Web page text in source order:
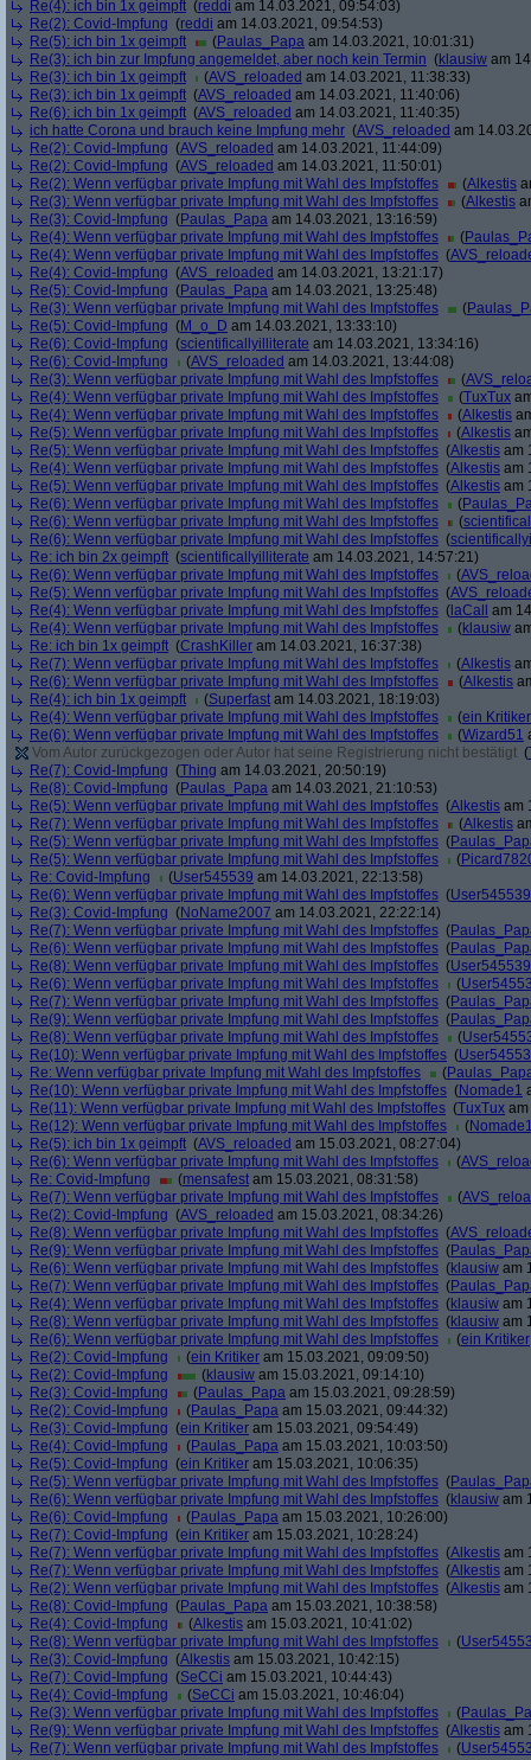
Re(4): ich bin 1x geimpft (reddi am 14.03.2021, 09:54:03)
Re(2): Covid-Impfung (reddi am 14.03.2021, 09:54:53)
Re(5): ich bin 1x geimpft
(Paulas_Papa am 14.03.2021, 10:01:31)
Re(3): ich bin zur Impfung angemeldet, aber noch kein Termin (klausiw am
Re(3): ich bin 1x geimpft
(AVS_reloaded am 14.03.2021, 11:38:33)
Re(3): ich bin 1x geimpft (AVS_reloaded am 14.03.2021, 11:40:06)
Re(6): ich bin 1x geimpft (AVS_reloaded am 14.03.2021, 11:40:35)
ich hatte Corona und brauch keine Impfung mehr (AVS_reloaded am
Re(2): Covid-Impfung (AVS_reloaded am 14.03.2021, 11:44:09)
Re(2): Covid-Impfung (AVS_reloaded am 14.03.2021, 11:50:01)
Re(2): Wenn verfügbar private Impfung mit Wahl des Impfstoffes
(Alkestis
Re(3): Wenn verfügbar private Impfung mit Wahl des Impfstoffes
(Alkestis
Re(3): Covid-Impfung (Paulas_Papa am 14.03.2021, 13:16:59)
Re(4): Wenn verfügbar private Impfung mit Wahl des Impfstoffes
(
Re(4): Wenn verfügbar private Impfung mit Wahl des Impfstoffes (
Re(4): Covid-Impfung (AVS_reloaded am 14.03.2021, 13:21:17)
Re(5): Covid-Impfung (Paulas_Papa am 14.03.2021, 13:25:48)
Re(3): Wenn verfügbar private Impfung mit Wahl des Impfstoffes
(
Re(5): Covid-Impfung (M_o_D am 14.03.2021, 13:33:10)
Re(6): Covid-Impfung (scientificallyilliterate am 14.03.2021, 13:34:16)
Re(6): Covid-Impfung
(AVS_reloaded am 14.03.2021, 13:44:08)
Re(3): Wenn verfügbar private Impfung mit Wahl des Impfstoffes
(
Re(4): Wenn verfügbar private Impfung mit Wahl des Impfstoffes
(TuxTux
Re(4): Wenn verfügbar private Impfung mit Wahl des Impfstoffes
(Alkestis
Re(5): Wenn verfügbar private Impfung mit Wahl des Impfstoffes
(Alkestis
Re(5): Wenn verfügbar private Impfung mit Wahl des Impfstoffes (Alkestis am
Re(4): Wenn verfügbar private Impfung mit Wahl des Impfstoffes (Alkestis am
Re(5): Wenn verfügbar private Impfung mit Wahl des Impfstoffes (Alkestis am
Re(6): Wenn verfügbar private Impfung mit Wahl des Impfstoffes
(
Re(6): Wenn verfügbar private Impfung mit Wahl des Impfstoffes
(
Re(6): Wenn verfügbar private Impfung mit Wahl des Impfstoffes (
Re: ich bin 2x geimpft (scientificallyilliterate am 14.03.2021, 14:57:21)
Re(6): Wenn verfügbar private Impfung mit Wahl des Impfstoffes
(
Re(5): Wenn verfügbar private Impfung mit Wahl des Impfstoffes (
Re(4): Wenn verfügbar private Impfung mit Wahl des Impfstoffes ( laCall
am
Re(4): Wenn verfügbar private Impfung mit Wahl des Impfstoffes
(klausiw
Re: ich bin 1x geimpft (CrashKiller am 14.03.2021, 16:37:38)
Re(7): Wenn verfügbar private Impfung mit Wahl des Impfstoffes
(Alkestis
Re(6): Wenn verfügbar private Impfung mit Wahl des Impfstoffes
(Alkestis
Re(4): ich bin 1x geimpft
(Superfast am 14.03.2021, 18:19:03)
Re(4): Wenn verfügbar private Impfung mit Wahl des Impfstoffes
(ein Kritiker
Re(6): Wenn verfügbar private Impfung mit Wahl des Impfstoffes
(Wizard51
Vom Autor zurückgezogen oder Autor hat seine Registrierung nicht bestätigt (
Re(7): Covid-Impfung (Thing am 14.03.2021, 20:50:19)
Re(8): Covid-Impfung (Paulas_Papa am 14.03.2021, 21:10:53)
Re(5): Wenn verfügbar private Impfung mit Wahl des Impfstoffes (Alkestis am
Re(7): Wenn verfügbar private Impfung mit Wahl des Impfstoffes
(Alkestis
Re(5): Wenn verfügbar private Impfung mit Wahl des Impfstoffes (
Re(5): Wenn verfügbar private Impfung mit Wahl des Impfstoffes
(
Re: Covid-Impfung
(User545539 am 14.03.2021, 22:13:58)
Re(6): Wenn verfügbar private Impfung mit Wahl des Impfstoffes (User545539
Re(3): Covid-Impfung (NoName2007 am 14.03.2021, 22:22:14)
Re(7): Wenn verfügbar private Impfung mit Wahl des Impfstoffes (
Re(6): Wenn verfügbar private Impfung mit Wahl des Impfstoffes (
Re(8): Wenn verfügbar private Impfung mit Wahl des Impfstoffes (User545539
Re(6): Wenn verfügbar private Impfung mit Wahl des Impfstoffes
(
Re(7): Wenn verfügbar private Impfung mit Wahl des Impfstoffes (
Re(9): Wenn verfügbar private Impfung mit Wahl des Impfstoffes (
Re(8): Wenn verfügbar private Impfung mit Wahl des Impfstoffes
(
Re(10): Wenn verfügbar private Impfung mit Wahl des Impfstoffes (
Re: Wenn verfügbar private Impfung mit Wahl des Impfstoffes
(
Re(10): Wenn verfügbar private Impfung mit Wahl des Impfstoffes (Nomade1
Re(11): Wenn verfügbar private Impfung mit Wahl des Impfstoffes (TuxTux
Re(12): Wenn verfügbar private Impfung mit Wahl des Impfstoffes
(
Re(5): ich bin 1x geimpft (AVS_reloaded am 15.03.2021, 08:27:04)
Re(6): Wenn verfügbar private Impfung mit Wahl des Impfstoffes
(
Re: Covid-Impfung
(mensafest am 15.03.2021, 08:31:58)
Re(7): Wenn verfügbar private Impfung mit Wahl des Impfstoffes
(
Re(2): Covid-Impfung (AVS_reloaded am 15.03.2021, 08:34:26)
Re(8): Wenn verfügbar private Impfung mit Wahl des Impfstoffes (
Re(9): Wenn verfügbar private Impfung mit Wahl des Impfstoffes (
Re(6): Wenn verfügbar private Impfung mit Wahl des Impfstoffes (klausiw am
Re(7): Wenn verfügbar private Impfung mit Wahl des Impfstoffes (
Re(4): Wenn verfügbar private Impfung mit Wahl des Impfstoffes (klausiw am
Re(8): Wenn verfügbar private Impfung mit Wahl des Impfstoffes (klausiw am
Re(6): Wenn verfügbar private Impfung mit Wahl des Impfstoffes
(ein Kritiker
Re(2): Covid-Impfung
(ein Kritiker am 15.03.2021, 09:09:50)
Re(2): Covid-Impfung
(klausiw am 15.03.2021, 09:14:10)
Re(3): Covid-Impfung
(Paulas_Papa am 15.03.2021, 09:28:59)
Re(2): Covid-Impfung
(Paulas_Papa am 15.03.2021, 09:44:32)
Re(3): Covid-Impfung (ein Kritiker am 15.03.2021, 09:54:49)
Re(4): Covid-Impfung
(Paulas_Papa am 15.03.2021, 10:03:50)
Re(5): Covid-Impfung (ein Kritiker am 15.03.2021, 10:06:35)
Re(5): Wenn verfügbar private Impfung mit Wahl des Impfstoffes (
Re(6): Wenn verfügbar private Impfung mit Wahl des Impfstoffes (klausiw am
Re(6): Covid-Impfung
(Paulas_Papa am 15.03.2021, 10:26:00)
Re(7): Covid-Impfung (ein Kritiker am 15.03.2021, 10:28:24)
Re(7): Wenn verfügbar private Impfung mit Wahl des Impfstoffes (Alkestis am
Re(7): Wenn verfügbar private Impfung mit Wahl des Impfstoffes (Alkestis am
Re(2): Wenn verfügbar private Impfung mit Wahl des Impfstoffes (Alkestis am
Re(8): Covid-Impfung (Paulas_Papa am 15.03.2021, 10:38:58)
Re(4): Covid-Impfung
(Alkestis am 15.03.2021, 10:41:02)
Re(8): Wenn verfügbar private Impfung mit Wahl des Impfstoffes
(
Re(3): Covid-Impfung (Alkestis am 15.03.2021, 10:42:15)
Re(7): Covid-Impfung (SeCCi am 15.03.2021, 10:44:43)
Re(4): Covid-Impfung
(SeCCi am 15.03.2021, 10:46:04)
Re(3): Wenn verfügbar private Impfung mit Wahl des Impfstoffes
(
Re(9): Wenn verfügbar private Impfung mit Wahl des Impfstoffes (Alkestis am
Re(7): Wenn verfügbar private Impfung mit Wahl des Impfstoffes
(